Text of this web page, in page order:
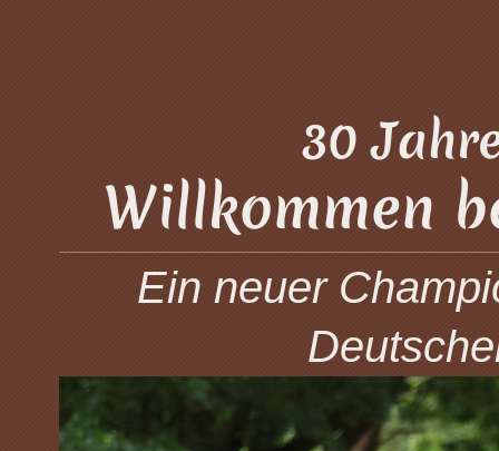
30
Willkommen
Ein neuer